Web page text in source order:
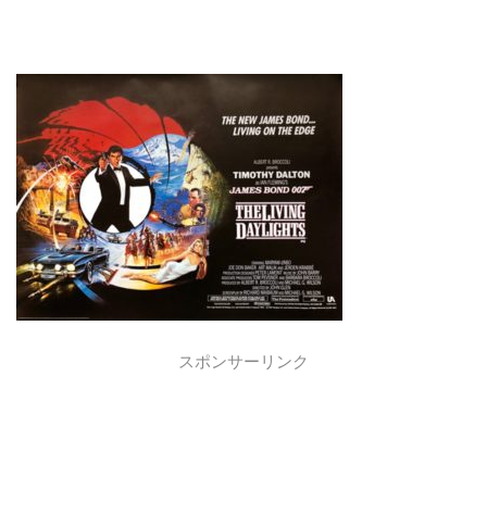
スポンサーリンク